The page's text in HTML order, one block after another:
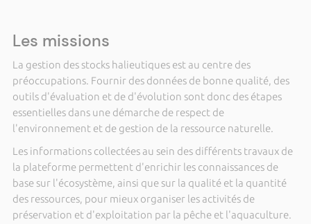
Les missions
La gestion des stocks halieutiques est au centre des
préoccupations. Fournir des données de bonne qualité, des
outils d'évaluation et de d'évolution sont donc des étapes
essentielles dans une démarche de respect de
l'environnement et de gestion de la ressource naturelle.
Les informations collectées au sein des différents travaux de
la plateforme permettent d'enrichir les connaissances de
base sur l'écosystème, ainsi que sur la qualité et la quantité
des ressources, pour mieux organiser les activités de
préservation et d'exploitation par la pêche et l'aquaculture.